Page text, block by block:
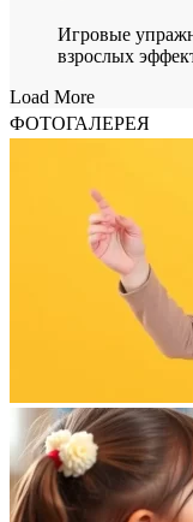
Игровые
взрослых
Load More
ФОТОГАЛЕРЕЯ